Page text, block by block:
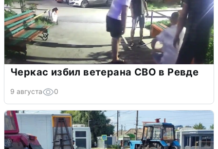
Черкас избил ветерана СВО в Ревде
9 августа 0